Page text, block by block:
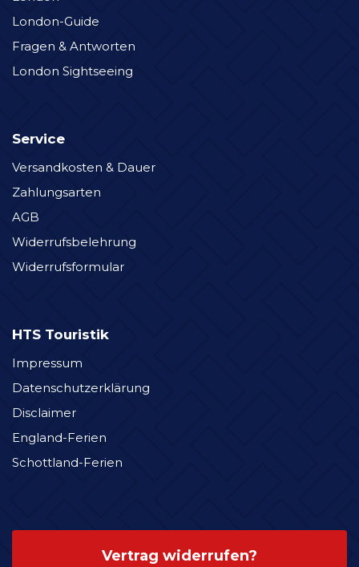
London-Guide
Fragen & Antworten
London Sightseeing
Service
Versandkosten & Dauer
Zahlungsarten
AGB
Widerrufsbelehrung
Widerrufsformular
HTS Touristik
Impressum
Datenschutzerklärung
Disclaimer
England-Ferien
Schottland-Ferien
Vertrag widerrufen?